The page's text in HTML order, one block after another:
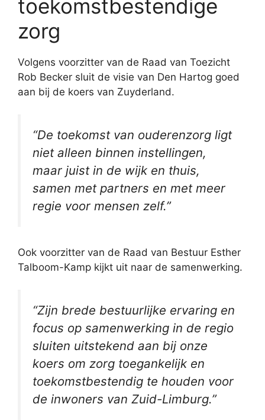
toekomstbestendige
zorg
Volgens voorzitter van de Raad van Toezicht
Rob Becker sluit de visie van Den Hartog goed
aan bij de koers van Zuyderland.
“De toekomst van ouderenzorg ligt
niet alleen binnen instellingen,
maar juist in de wijk en thuis,
samen met partners en met meer
regie voor mensen zelf.”
Ook voorzitter van de Raad van Bestuur Esther
Talboom-Kamp kijkt uit naar de samenwerking.
“Zijn brede bestuurlijke ervaring en
focus op samenwerking in de regio
sluiten uitstekend aan bij onze
koers om zorg toegankelijk en
toekomstbestendig te houden voor
de inwoners van Zuid-Limburg.”